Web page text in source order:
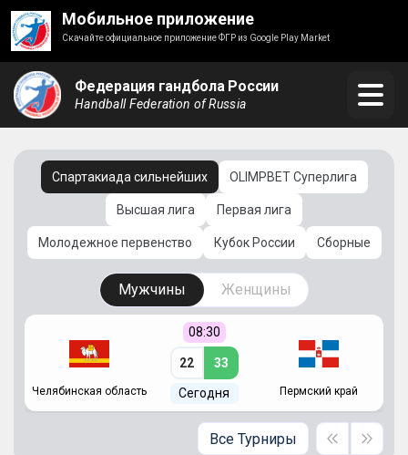
Мобильное приложение
Скачайте официальное приложение ФГР из Google Play Market
Федерация гандбола России
Handball Federation of Russia
Спартакиада сильнейших OLIMPBET Суперлига
Высшая лига Первая лига
Молодежное первенство Кубок России Сборные
Мужчины Женщины
Челябинская область
08:30
22 33
Сегодня Пермский край
Все Турниры